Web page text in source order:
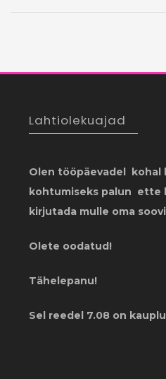
Lahtiolekuajad
Olen tööpäevadel kohal
kohtumiseks palun ette
kirjutada mulle oma
Olete oodatud!
Tähelepanu!
Sel reedel 7.08 on